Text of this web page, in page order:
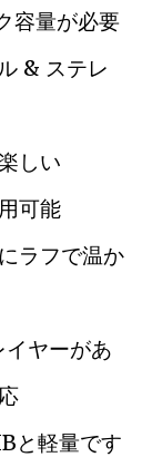
容量が必要
& ステレ
しい
可能
ラフで温か
ヤーがあ
と軽量です